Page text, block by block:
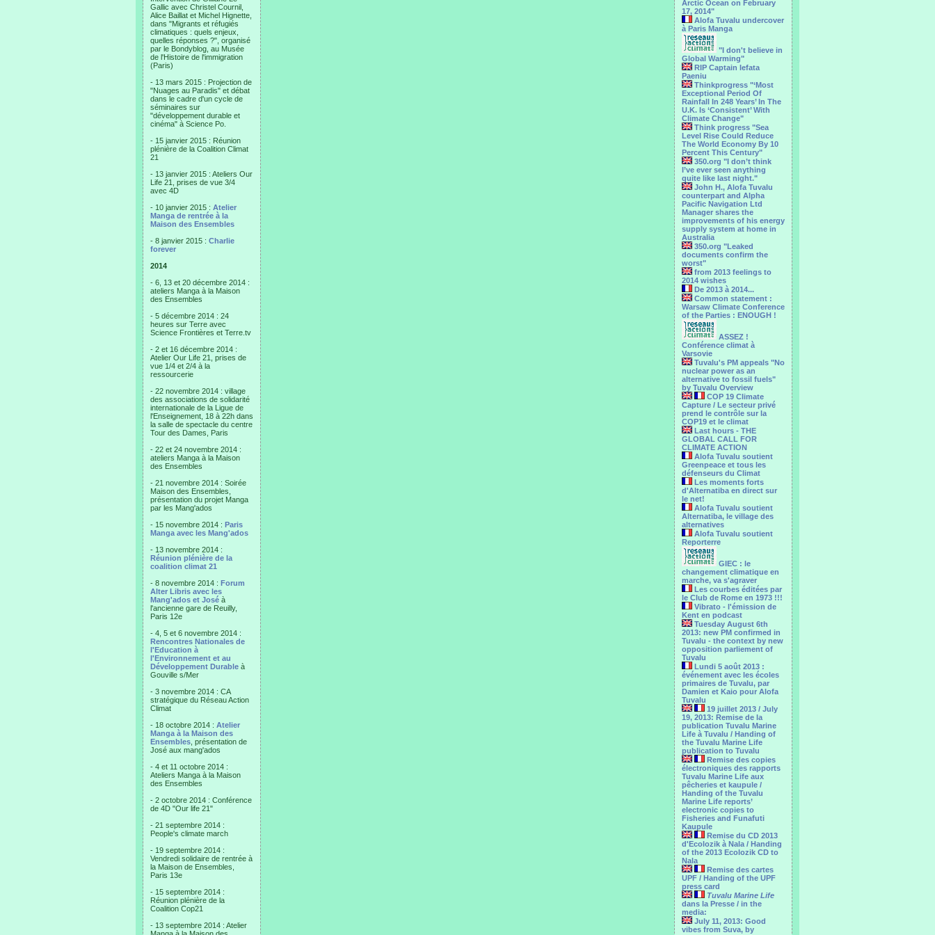
Gallic avec Christel Cournil,
Alice Baillat et Michel Hignette,
dans "Migrants et réfugiés
climatiques : quels enjeux,
quelles réponses ?", organisé
par le Bondyblog, au Musée
de l'Histoire de l'immigration
(Paris)
- 13 mars 2015 : Projection de
"Nuages au Paradis" et débat
dans le cadre d'un cycle de
séminaires sur
"développement durable et
cinéma" à Science Po.
- 15 janvier 2015 : Réunion
plénière de la Coalition Climat
21
- 13 janvier 2015 : Ateliers Our
Life 21, prises de vue 3/4
avec 4D
- 10 janvier 2015 : Atelier
Manga de rentrée à la
Maison des Ensembles
- 8 janvier 2015 : Charlie
forever
2014
- 6, 13 et 20 décembre 2014 :
ateliers Manga à la Maison
des Ensembles
- 5 décembre 2014 : 24
heures sur Terre avec
Science Frontières et Terre.tv
- 2 et 16 décembre 2014 :
Atelier Our Life 21, prises de
vue 1/4 et 2/4 à la
ressourcerie
- 22 novembre 2014 : village
des associations de solidarité
internationale de la Ligue de
l'Enseignement, 18 à 22h dans
la salle de spectacle du centre
Tour des Dames, Paris
- 22 et 24 novembre 2014 :
ateliers Manga à la Maison
des Ensembles
- 21 novembre 2014 : Soirée
Maison des Ensembles,
présentation du projet Manga
par les Mang'ados
- 15 novembre 2014 : Paris
Manga avec les Mang'ados
- 13 novembre 2014 :
Réunion plénière de la
coalition climat 21
- 8 novembre 2014 : Forum
Alter Libris avec les
Mang'ados et José à
l'ancienne gare de Reuilly,
Paris 12e
- 4, 5 et 6 novembre 2014 :
Rencontres Nationales de
l'Education à
l'Environnement et au
Développement Durable à
Gouville s/Mer
- 3 novembre 2014 : CA
stratégique du Réseau Action
Climat
- 18 octobre 2014 : Atelier
Manga à la Maison des
Ensembles , présentation de
José aux mang'ados
- 4 et 11 octobre 2014 :
Ateliers Manga à la Maison
des Ensembles
- 2 octobre 2014 : Conférence
de 4D "Our life 21"
- 21 septembre 2014 :
People's climate march
- 19 septembre 2014 :
Vendredi solidaire de rentrée à
la Maison de Ensembles,
Paris 13e
- 15 septembre 2014 :
Réunion plénière de la
Coalition Cop21
- 13 septembre 2014 : Atelier
Arctic Ocean on February
17, 2014"
Alofa Tuvalu undercover
à Paris Manga
"I don't believe in
Global Warming"
RIP Captain Iefata
Paeniu
Thinkprogress "‘Most
Exceptional Period Of
Rainfall In 248 Years’ In The
U.K. Is ‘Consistent’ With
Climate Change"
Think progress "Sea
Level Rise Could Reduce
The World Economy By 10
Percent This Century"
350.org "I don’t think
I’ve ever seen anything
quite like last night."
John H., Alofa Tuvalu
counterpart and Alpha
Pacific Navigation Ltd
Manager shares the
improvements of his energy
supply system at home in
Australia
350.org "Leaked
documents confirm the
worst"
from 2013 feelings to
2014 wishes
De 2013 à 2014...
Common statement :
Warsaw Climate Conference
of the Parties : ENOUGH !
ASSEZ !
Conférence climat à
Varsovie
Tuvalu's PM appeals "No
nuclear power as an
alternative to fossil fuels"
by Tuvalu Overview
COP 19 Climate
Capture / Le secteur privé
prend le contrôle sur la
COP19 et le climat
Last hours - THE
GLOBAL CALL FOR
CLIMATE ACTION
Alofa Tuvalu soutient
Greenpeace et tous les
défenseurs du Climat
Les moments forts
d'Alternatiba en direct sur
le net!
Alofa Tuvalu soutient
Alternatiba, le village des
alternatives
Alofa Tuvalu soutient
Reporterre
GIEC : le
changement climatique en
marche, va s'agraver
Les courbes éditées par
le Club de Rome en 1973 !!!
Vibrato - l'émission de
Kent en podcast
Tuesday August 6th
2013: new PM confirmed in
Tuvalu - the context by new
opposition parliement of
Tuvalu
Lundi 5 août 2013 :
événement avec les écoles
primaires de Tuvalu, par
Damien et Kaio pour Alofa
Tuvalu
19 juillet 2013 / July
19, 2013: Remise de la
publication Tuvalu Marine
Life à Tuvalu / Handing of
the Tuvalu Marine Life
publication to Tuvalu
Remise des copies
électroniques des rapports
Tuvalu Marine Life aux
pêcheries et kaupule /
Handing of the Tuvalu
Marine Life reports’
electronic copies to
Fisheries and Funafuti
Kaupule
Remise du CD 2013
d'Ecolozik à Nala / Handing
of the 2013 Ecolozik CD to
Nala
Remise des cartes
UPF / Handing of the UPF
press card
Tuvalu Marine Life
dans la Presse / in the
media:
July 11, 2013: Good
vibes from Suva, by